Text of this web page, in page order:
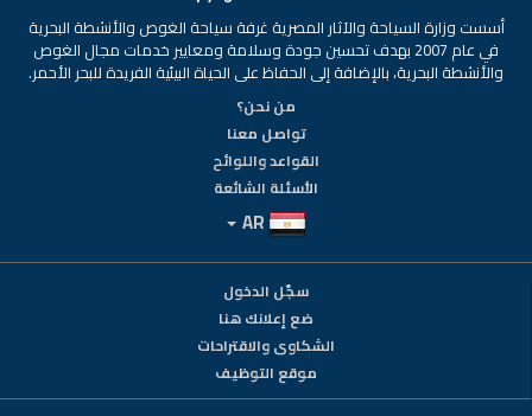
أسست وزارة السياحة والآثار المصرية غرفة سياحة الغوص والأنشطة البحرية
في عام 2007 بهدف تحسين جودة وسلامة ومعايير خدمات مجال الغوص
والأنشطة البحرية، بالإضافة إلى الحفاظ على الحياة البيئية الفريدة للبحر الأحمر.
من نحن؟
تواصل معنا
القواعد واللوائح
الأسئلة الشائعة
سجّل الدخول
ضع إعلانك هنا
الشكاوى والاقتراحات
موقع التوظيف